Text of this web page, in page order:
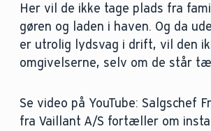
Her vil de ikke tage plads fra
gøren og laden i haven. Og da
er utrolig lydsvag i drift, vil den
omgivelserne, selv om de står
Se video på YouTube: Salgschef
fra Vaillant A/S fortæller om